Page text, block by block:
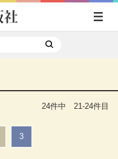
24件中 21-24件目
3